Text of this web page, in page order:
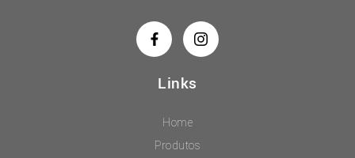
Links
Home
Produtos